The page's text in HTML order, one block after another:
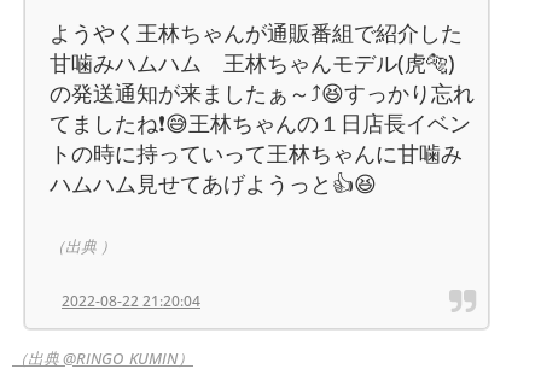
ようやく王林ちゃんが通販番組で紹介した
甘噛みハムハム 王林ちゃんモデル(虎🐅)
の発送通知が来ましたぁ～⤴️😆すっかり忘れ
てましたね❗😅王林ちゃんの１日店長イベン
トの時に持っていって王林ちゃんに甘噛み
ハムハム見せてあげようっと👍😆
（出典 ）
2022-08-22 21:20:04
（出典 @RINGO_KUMIN）